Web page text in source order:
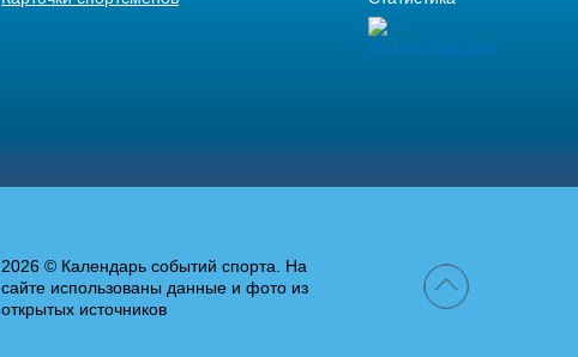
2026 © Календарь событий спорта. На
сайте использованы данные и фото из
открытых источников